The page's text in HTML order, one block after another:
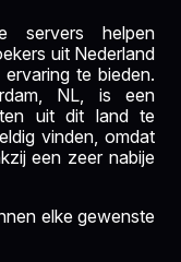
servers helpen
uit Nederland
te bieden.
NL, is een
uit dit land te
vinden, omdat
een zeer nabije
elke gewenste